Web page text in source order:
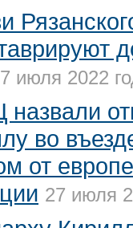
июля 2022
во
от
27 июля